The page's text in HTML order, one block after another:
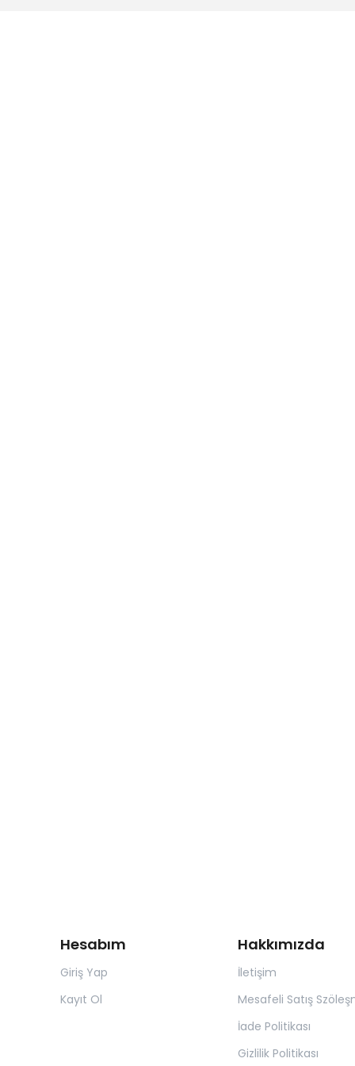
Hesabım
Giriş Yap
Kayıt Ol
Hakkımızda
İletişim
Mesafeli Satış
İade Politikası
Gizlilik Politikası